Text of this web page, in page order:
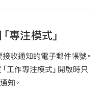
專注模式」
收通知的電子郵件帳號。
工作專注模式」開啟時只
知。